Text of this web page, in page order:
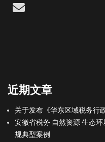
Email
近期文章
关于发布《华东区域税务行
安徽省税务 自然资源 生态
规典型案例